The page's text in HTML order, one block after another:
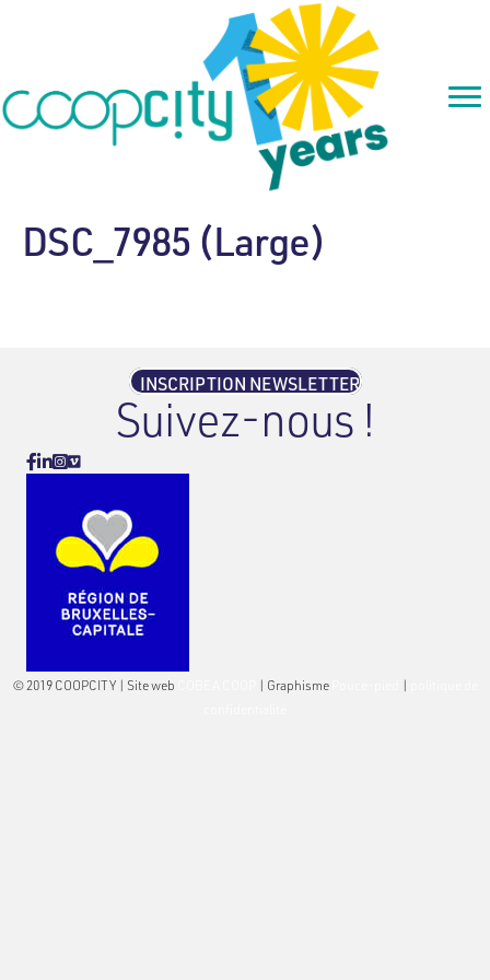
DSC_7985 (Large)
INSCRIPTION NEWSLETTER
Suivez-nous !
Facebook
Linkedin
Instagram
Vimeo
© 2019 COOPCITY | Site web | Graphisme |